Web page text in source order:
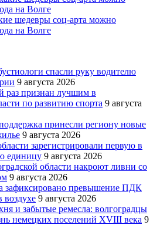
шедевры соц-арта можно
на Волге
спасли руку водителю
9 августа 2026
раз признан лучшим в
по развитию спорта 9 августа
принесли региону новые
9 августа 2026
зарегистрировали первую в
единицу 9 августа 2026
области накроют ливни со
9 августа 2026
зафиксировано превышение ПДК
воздухе 9 августа 2026
и забытые ремесла: волгоградцы
немецких поселений XVIII века 9